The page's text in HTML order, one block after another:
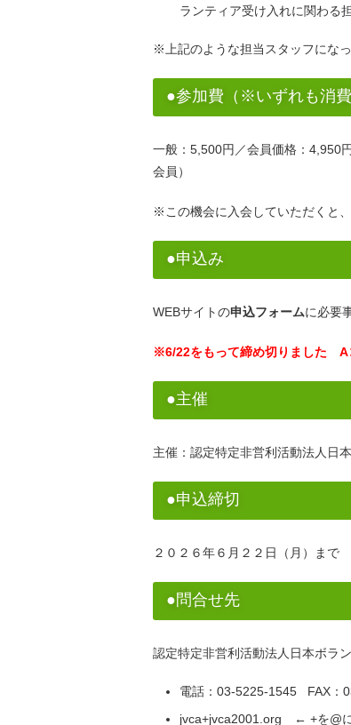
ランティア受け入れに関わる
※上記のような担当スタッフにな
●参加費（※いずれも消費
一般：5,500円／会員価格：4,950
会員）
※この機会に入会していただくと
●申込み
WEBサイトの申込フォームに必要
※6/22をもって締め切りました A
●主催
主催：認定特定非営利活動法人日
●申込締切
２０２６年６月２２日（月）まで
●問合せ先
認定特定非営利活動法人日本ボラ
電話：03-5225-1545 FAX：
jvca+jvca2001.org ← +を@に